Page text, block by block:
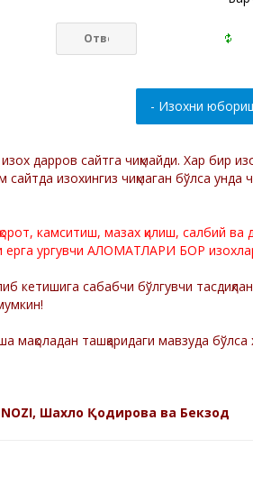
изох дарров сайтга чиқмайди. Хар бир
сайтда изохингиз чиқмаган бўлса
камситиш, мазах қилиш, салбий
ерга ургувчи АЛОМАТЛАРИ БОР
кетишига сабабчи бўлгувчи
мақоладан ташқаридаги мавзуда
Шахло Қодирова ва Бекзод